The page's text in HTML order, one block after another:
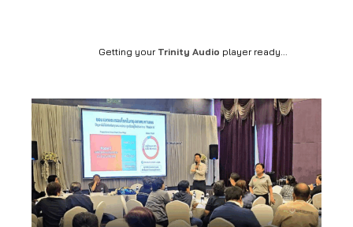
Getting your Trinity Audio player ready...